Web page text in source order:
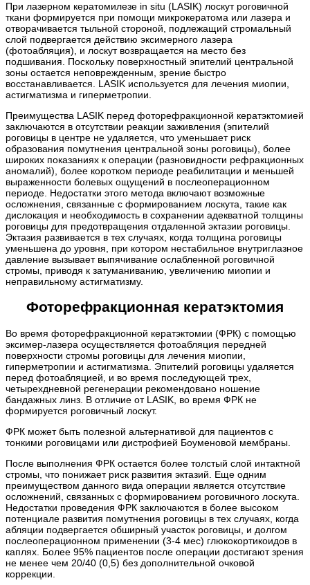
При лазерном кератомилезе in situ (LASIK) лоскут роговичной
ткани формируется при помощи микрокератома или лазера и
отворачивается тыльной стороной, подлежащий стромальный
слой подвергается действию эксимерного лазера
(фотоабляция), и лоскут возвращается на место без
подшивания. Поскольку поверхностный эпителий центральной
зоны остается неповрежденным, зрение быстро
восстанавливается. LASIK используется для лечения миопии,
астигматизма и гиперметропии.
Преимущества LASIK перед фоторефракционной кератэктомией
заключаются в отсутствии реакции заживления (эпителий
роговицы в центре не удаляется, что уменьшает риск
образования помутнения центральной зоны роговицы), более
широких показаниях к операции (разновидности рефракционных
аномалий), более коротком периоде реабилитации и меньшей
выраженности болевых ощущений в послеоперационном
периоде. Недостатки этого метода включают возможные
осложнения, связанные с формированием лоскута, такие как
дислокация и необходимость в сохранении адекватной толщины
роговицы для предотвращения отдаленной эктазии роговицы.
Эктазия развивается в тех случаях, когда толщина роговицы
уменьшена до уровня, при котором нестабильное внутриглазное
давление вызывает выпячивание ослабленной роговичной
стромы, приводя к затуманиванию, увеличению миопии и
неправильному астигматизму.
Фоторефракционная кератэктомия
Во время фоторефракционной кератэктомии (ФРК) с помощью
эксимер-лазера осуществляется фотоабляция передней
поверхности стромы роговицы для лечения миопии,
гиперметропии и астигматизма. Эпителий роговицы удаляется
перед фотоабляцией, и во время последующей трех,
четырехдневной регенерации рекомендовано ношение
бандажных линз. В отличие от LASIK, во время ФРК не
формируется роговичный лоскут.
ФРК может быть полезной альтернативой для пациентов с
тонкими роговицами или дистрофией Боуменовой мембраны.
После выполнения ФРК остается более толстый слой интактной
стромы, что понижает риск развития эктазий. Еще одним
преимуществом данного вида операции является отсутствие
осложнений, связанных с формированием роговичного лоскута.
Недостатки проведения ФРК заключаются в более высоком
потенциале развития помутнения роговицы в тех случаях, когда
абляции подвергается обширный участок роговицы, и долгом
послеоперационном применении (3-4 мес) глюкокортикоидов в
каплях. Более 95% пациентов после операции достигают зрения
не менее чем 20/40 (0,5) без дополнительной очковой
коррекции.